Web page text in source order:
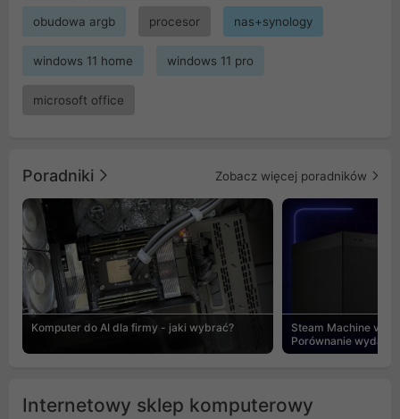
obudowa argb procesor nas+synology
windows 11 home windows 11 pro
microsoft office
Poradniki Zobacz więcej poradników
Komputer do AI dla firmy - jaki wybrać?
Steam Machine vs
Porównanie
Internetowy sklep komputerowy